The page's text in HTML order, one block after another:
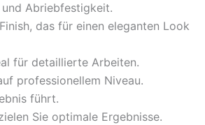
Abriebfestigkeit.
das für einen eleganten Look
für detaillierte Arbeiten.
professionellem Niveau.
führt.
Sie optimale Ergebnisse.